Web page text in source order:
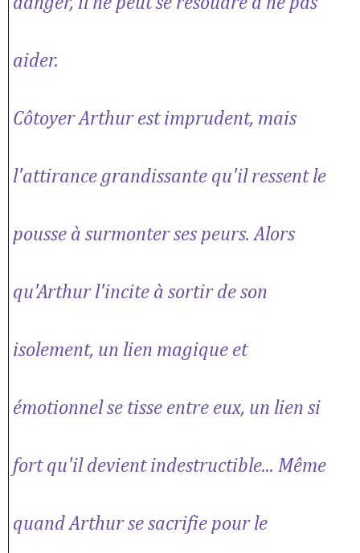
aider.
Côtoyer Arthur est imprudent, mais
l'attirance grandissante qu'il ressent le
pousse à surmonter ses peurs. Alors
qu'Arthur l'incite à sortir de son
isolement, un lien magique et
émotionnel se tisse entre eux, un lien si
fort qu'il devient indestructible... Même
quand Arthur se sacrifie pour le